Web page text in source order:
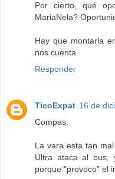
Por cierto, qué
MariaNela?
Hay que montarla
nos cuenta.
Responder
TicoExpat 16 de
Compas,
La vara esta tan
Ultra ataca al bus,
porque "provoco" el